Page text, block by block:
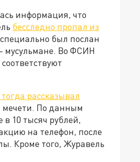
информация, что
бесследно пропал из
был послан
мусульмане. Во ФСИН
рассказывал
мечети. По данным
10 тысяч рублей,
на телефон, после
Кроме того, Журавель